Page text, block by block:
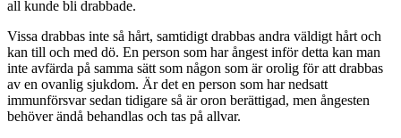
all kunde bli drabbade.
Vissa drabbas inte så hårt, samtidigt drabbas andra väldigt hårt och
kan till och med dö. En person som har ångest inför detta kan man
inte avfärda på samma sätt som någon som är orolig för att drabbas
av en ovanlig sjukdom. Är det en person som har nedsatt
immunförsvar sedan tidigare så är oron berättigad, men ångesten
behöver ändå behandlas och tas på allvar.